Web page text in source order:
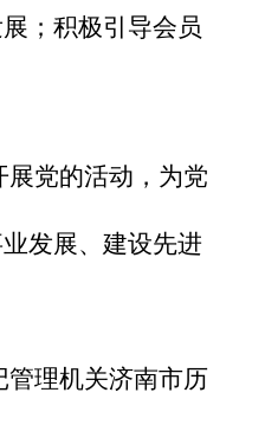
；积极引导会员
党的活动，为党
发展、建设先进
管理机关济南市历